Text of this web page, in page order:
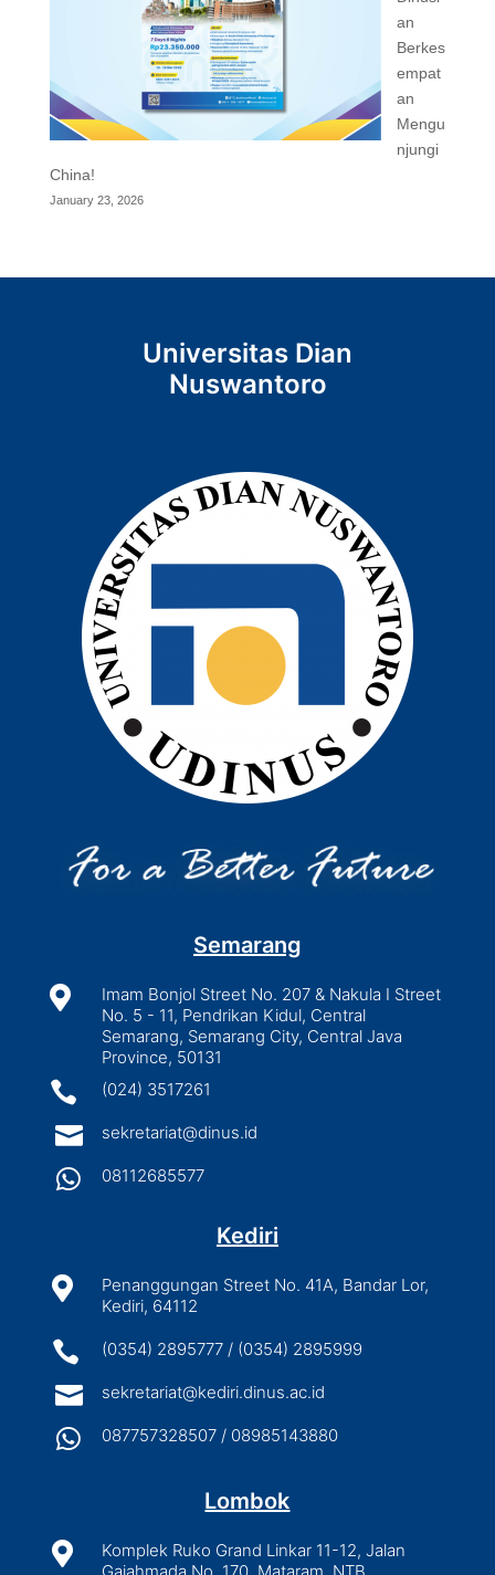
an
Berkes
empat
an
Mengu
njungi
China!
January 23, 2026
Universitas Dian
Nuswantoro
Semarang

Imam Bonjol Street No. 207 & Nakula I Street
No. 5 - 11, Pendrikan Kidul, Central
Semarang, Semarang City, Central Java
Province, 50131
 (024) 3517261
 sekretariat@dinus.id
 08112685577
Kediri

Penanggungan Street No. 41A, Bandar Lor,
Kediri, 64112
 (0354) 2895777 / (0354) 2895999
 sekretariat@kediri.dinus.ac.id
 087757328507 / 08985143880
Lombok

Komplek Ruko Grand Linkar 11-12, Jalan